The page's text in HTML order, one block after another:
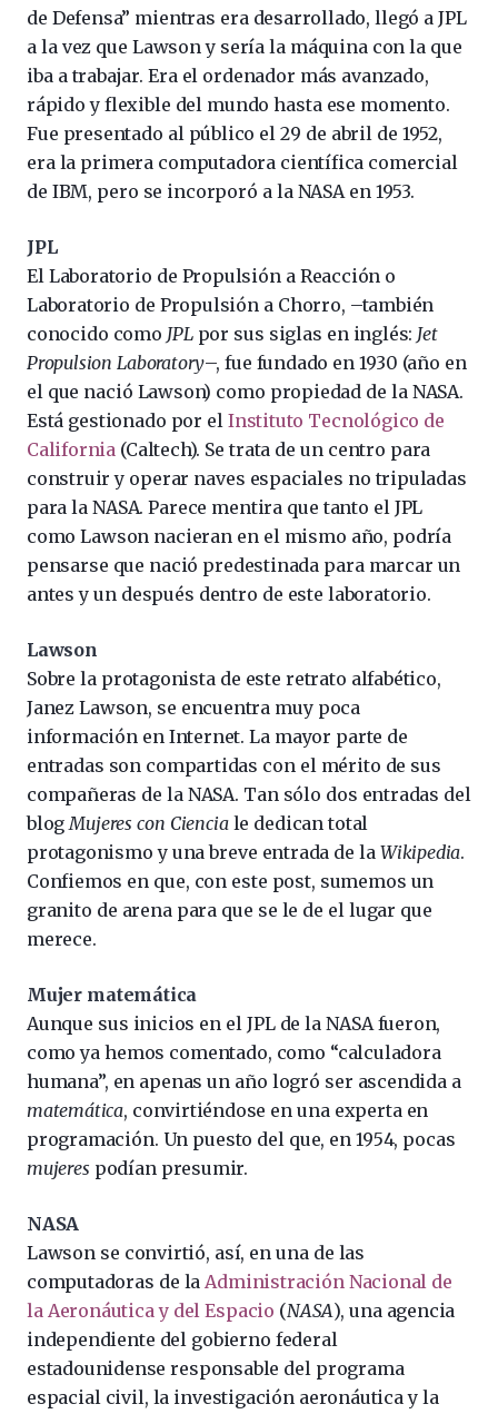
de Defensa” mientras era desarrollado, llegó a JPL
a la vez que Lawson y sería la máquina con la que
iba a trabajar. Era el ordenador más avanzado,
rápido y flexible del mundo hasta ese momento.
Fue presentado al público el 29 de abril de 1952,
era la primera computadora científica comercial
de IBM, pero se incorporó a la NASA en 1953.
JPL
El Laboratorio de Propulsión a Reacción o
Laboratorio de Propulsión a Chorro, –también
conocido como JPL por sus siglas en inglés: Jet
Propulsion Laboratory–, fue fundado en 1930 (año en
el que nació Lawson) como propiedad de la NASA.
Está gestionado por elInstituto Tecnológico de
California (Caltech). Se trata de un centro para
construir y operar naves espaciales no tripuladas
para la NASA. Parece mentira que tanto el JPL
como Lawson nacieran en el mismo año, podría
pensarse que nació predestinada para marcar un
antes y un después dentro de este laboratorio.
Lawson
Sobre la protagonista de este retrato alfabético,
Janez Lawson, se encuentra muy poca
información en Internet. La mayor parte de
entradas son compartidas con el mérito de sus
compañeras de la NASA. Tan sólo dos entradas del
blogMujeres con Cienciale dedican total
protagonismo y una breve entrada de laWikipedia.
Confiemos en que, con este post, sumemos un
granito de arena para que se le de el lugar que
merece.
Mujer matemática
Aunque sus inicios en el JPL de la NASA fueron,
como ya hemos comentado, como “calculadora
humana”, en apenas un año logró ser ascendida a
matemática, convirtiéndose en una experta en
programación. Un puesto del que, en 1954, pocas
mujeres podían presumir.
NASA
Lawson se convirtió, así, en una de las
computadoras de laAdministración Nacional de
la Aeronáutica y del Espacio (NASA), una agencia
independiente del gobierno federal
estadounidense responsable del programa
espacial civil, la investigación aeronáutica y la